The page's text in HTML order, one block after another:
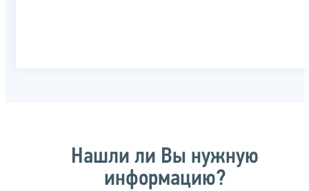
Нашли ли Вы нужную
информацию?